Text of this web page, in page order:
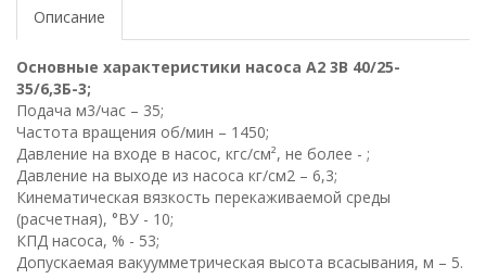
Описание
Основные характеристики насоса А2 3В 40/25-
35/6,3Б-3;
Подача м3/час – 35;
Частота вращения об/мин – 1450;
Давление на входе в насос, кгс/см², не более - ;
Давление на выходе из насоса кг/см2 – 6,3;
Кинематическая вязкость перекаживаемой среды
(расчетная), °ВУ - 10;
КПД насоса, % - 53;
Допускаемая вакуумметрическая высота всасывания, м – 5.